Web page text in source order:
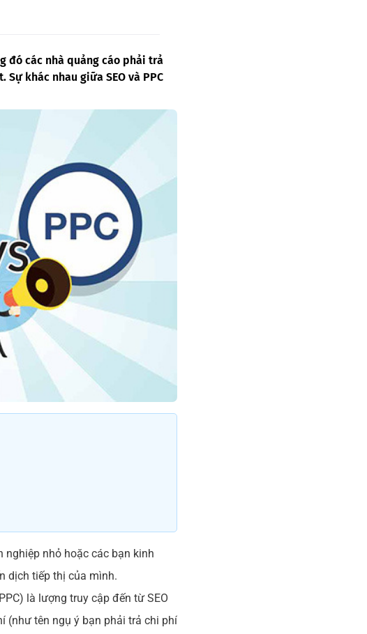
đó các nhà quảng cáo phải trả
khác nhau giữa SEO và PPC
nhỏ hoặc các bạn kinh
dịch tiếp thị của mình.
là lượng truy cập đến từ SEO
(như tên ngụ ý bạn phải trả chi phí